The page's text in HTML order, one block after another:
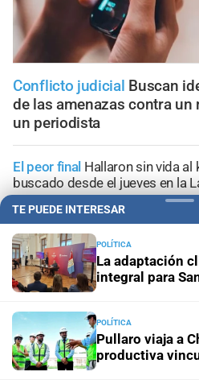
Conflicto judicial Buscan
de las amenazas contra un
un periodista
El peor final Hallaron sin vida
buscado desde el jueves en la
Femicidio en CórdobaCaso
inquilinos de Barrelier fueron
encubrimiento agravado
imputación para la menor
Conferencia de prensaLa
incendiado podría extenderse
TE PUEDE INTERESAR
POLÍTICA
La adaptación
integral para
POLÍTICA
Pullaro viaja a
productiva